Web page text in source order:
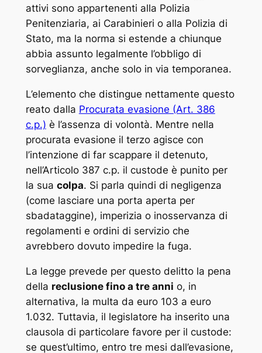
attivi sono appartenenti alla Polizia
Penitenziaria, ai Carabinieri o alla Polizia di
Stato, ma la norma si estende a chiunque
abbia assunto legalmente l’obbligo di
sorveglianza, anche solo in via temporanea.
L’elemento che distingue nettamente questo
reato dalla Procurata evasione (Art. 386
c.p.) è l’assenza di volontà. Mentre nella
procurata evasione il terzo agisce con
l’intenzione di far scappare il detenuto,
nell’Articolo 387 c.p. il custode è punito per
la sua colpa. Si parla quindi di negligenza
(come lasciare una porta aperta per
sbadataggine), imperizia o inosservanza di
regolamenti e ordini di servizio che
avrebbero dovuto impedire la fuga.
La legge prevede per questo delitto la pena
della reclusione fino a tre anni o, in
alternativa, la multa da euro 103 a euro
1.032. Tuttavia, il legislatore ha inserito una
clausola di particolare favore per il custode:
se quest’ultimo, entro tre mesi dall’evasione,